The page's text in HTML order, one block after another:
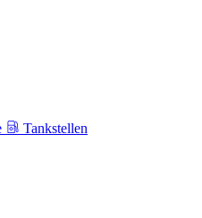
Tankstellen